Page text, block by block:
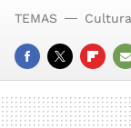
FACEBOOK
TWITTER
TEMAS